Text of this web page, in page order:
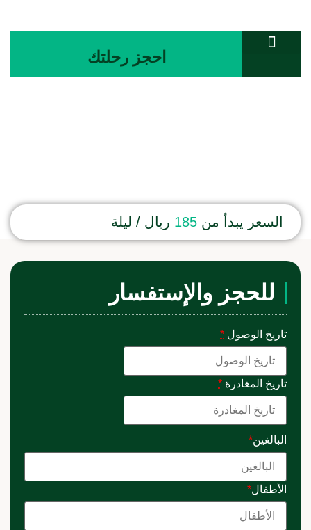
احجز رحلتك
السعر يبدأ من 185 ريال / ليلة
للحجز والإستفسار
تاريخ الوصول *
تاريخ المغادرة *
البالغين*
الأطفال*